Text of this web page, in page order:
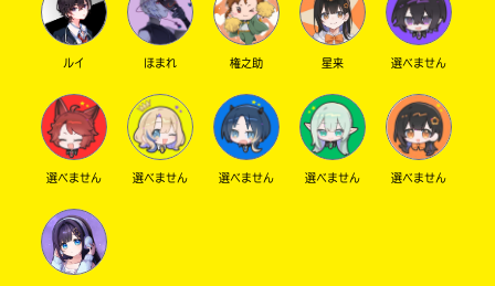
ルイ ほまれ 権之助 星来 選べません
選べません 選べません 選べません 選べません 選べません